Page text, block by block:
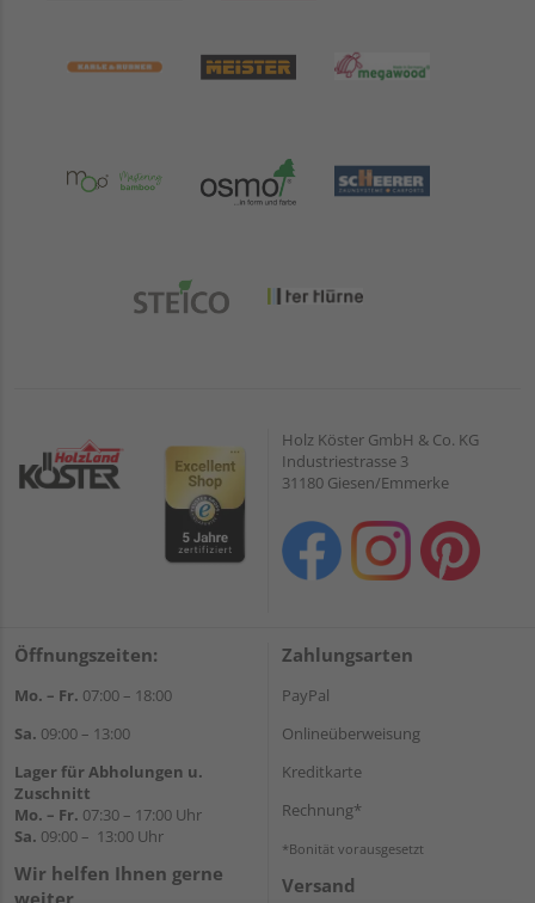
Holz Köster GmbH & Co. KG
Industriestrasse 3
31180 Giesen/Emmerke
Öffnungszeiten:
Mo. – Fr. 07:00 – 18:00
Sa. 09:00 – 13:00
Lager für Abholungen u.
Zuschnitt
Mo. – Fr. 07:30 – 17:00 Uhr
Sa. 09:00 – 13:00 Uhr
Wir helfen Ihnen gerne
weiter
Zahlungsarten
PayPal
Onlineüberweisung
Kreditkarte
Rechnung*
*Bonität vorausgesetzt
Versand